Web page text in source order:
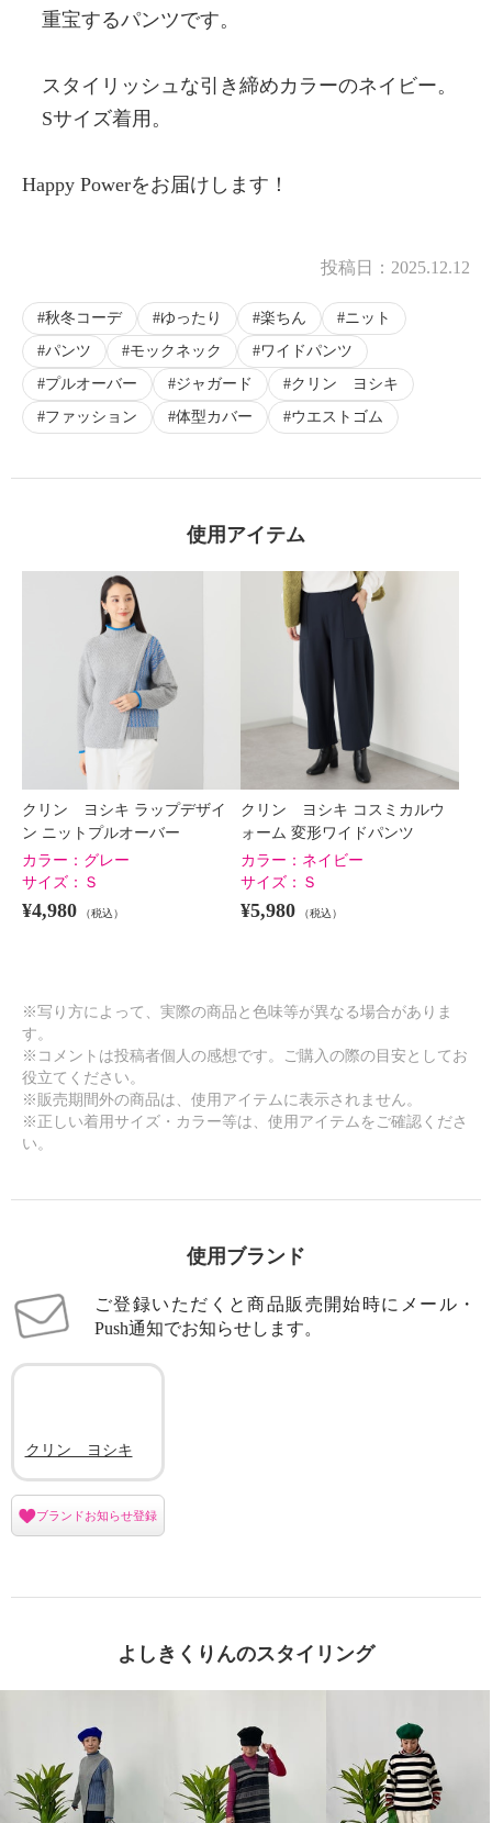
重宝するパンツです。
スタイリッシュな引き締めカラーのネイビー。
Sサイズ着用。
Happy Powerをお届けします！
投稿日： 2025.12.12
秋冬コーデ ゆったり 楽ちん
ニット
パンツ
モックネック
ワイドパンツ
プルオーバー
ジャガード
クリン ヨシキ
ファッション
体型カバー ウエストゴム
使用アイテム
クリン ヨシキ ラップデザイ
ン ニットプルオーバー
カラー： グレー
サイズ： Ｓ
¥4,980 （税込）
クリン ヨシキ コスミカルウ
ォーム 変形ワイドパンツ
カラー： ネイビー
サイズ： Ｓ
¥5,980 （税込）
※写り方によって、実際の商品と色味等が異なる場合がありま
す。
※コメントは投稿者個人の感想です。ご購入の際の目安としてお
役立てください。
※販売期間外の商品は、使用アイテムに表示されません。
※正しい着用サイズ・カラー等は、使用アイテムをご確認くださ
い。
使用ブランド
ご登録いただくと商品販売開始時にメール・
Push通知でお知らせします。
クリン ヨシキ
ブランドお知らせ登録
よしきくりんのスタイリング